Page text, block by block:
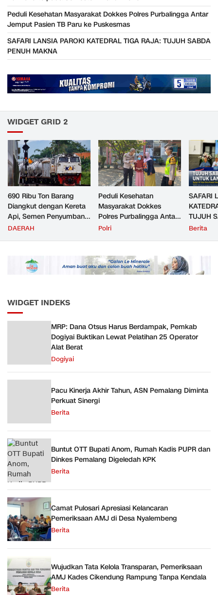
Peduli Kesehatan Masyarakat Dokkes Polres Purbalingga Antar
Jemput Pasien TB Paru ke Puskesmas
SAFARI LANSIA PAROKI KATEDRAL TIGA RAJA: TUJUH SABDA
PENUH MAKNA
WIDGET GRID 2
690 Ribu Ton Barang
Diangkut dengan Kereta
Api, Semen Penyumbang
Volume Terbesar
Semester 1 Tahun 2026
DAERAH
Peduli Kesehatan
Masyarakat Dokkes
Polres Purbalingga Antar
Jemput Pasien TB Paru
Polri
SAFARI
TUJUH
MAKNA
Berita
WIDGET INDEKS
MRP: Dana Otsus Harus Berdampak, Pemkab
Dogiyai Buktikan Lewat Pelatihan 25 Operator
Alat Berat
Dogiyai
Pacu Kinerja Akhir Tahun, ASN Pemalang Diminta
Perkuat Sinergi
Berita
Buntut OTT Bupati Anom, Rumah Kadis PUPR dan
Dinkes Pemalang Digeledah KPK
Berita
Camat Pulosari Apresiasi Kelancaran
Pemeriksaan AMJ di Desa Nyalembeng
Berita
Wujudkan Tata Kelola Transparan, Pemeriksaan
AMJ Kades Cikendung Rampung Tanpa Kendala
Berita